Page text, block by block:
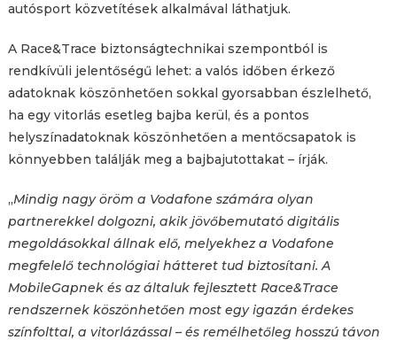
autósport közvetítések alkalmával láthatjuk.
A Race&Trace biztonságtechnikai szempontból is
rendkívüli jelentőségű lehet: a valós időben érkező
adatoknak köszönhetően sokkal gyorsabban észlelhető,
ha egy vitorlás esetleg bajba kerül, és a pontos
helyszínadatoknak köszönhetően a mentőcsapatok is
könnyebben találják meg a bajbajutottakat – írják.
„Mindig nagy öröm a Vodafone számára olyan
partnerekkel dolgozni, akik jövőbemutató digitális
megoldásokkal állnak elő, melyekhez a Vodafone
megfelelő technológiai hátteret tud biztosítani. A
MobileGapnek és az általuk fejlesztett Race&Trace
rendszernek köszönhetően most egy igazán érdekes
színfolttal, a vitorlázással – és remélhetőleg hosszú távon